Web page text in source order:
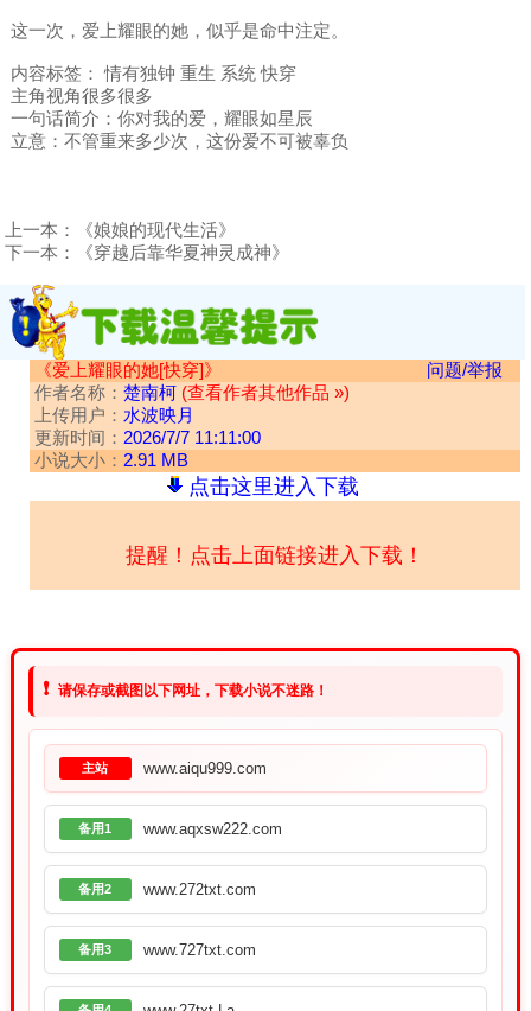
这一次，爱上耀眼的她，似乎是命中注定。
内容标签： 情有独钟 重生 系统 快穿
主角视角很多很多
一句话简介：你对我的爱，耀眼如星辰
立意：不管重来多少次，这份爱不可被辜负
上一本：
《娘娘的现代生活》
下一本：
《穿越后靠华夏神灵成神》
《爱上耀眼的她[快穿]》
问题/举报
作者名称： 楚南柯 (查看作者其他作品 »)
上传用户： 水波映月
更新时间： 2026/7/7 11:11:00
小说大小： 2.91 MB
点击这里进入下载
提醒！点击上面链接进入下载！
❗ 请保存或截图以下网址，下载小说不迷路！
主站 www.aiqu999.com
备用1 www.aqxsw222.com
备用2 www.272txt.com
备用3 www.727txt.com